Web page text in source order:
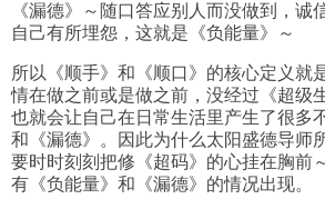
《漏德》～随口答应别人而没做到，诚
自己有所埋怨，这就是《负能量》～
所以《顺手》和《顺口》的核心定义就
情在做之前或是做之前，没经过《超级
也就会让自己在日常生活里产生了很多
和《漏德》。因此为什么太阳盛德导师
要时时刻刻把修《超码》的心挂在胸前
有《负能量》和《漏德》的情况出现。